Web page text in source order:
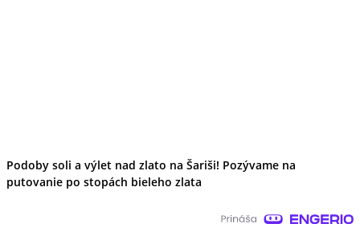
Podoby soli a výlet nad zlato na Šariši! Pozývame na
putovanie po stopách bieleho zlata